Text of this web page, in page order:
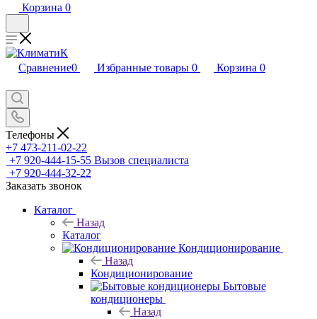
Корзина 0
Сравнение0 Избранные товары 0 Корзина 0
Телефоны
+7 473-211-02-22
+7 920-444-15-55 Вызов специалиста
+7 920-444-32-22
Заказать звонок
Каталог
Назад
Каталог
Кондиционирование
Назад
Кондиционирование
Бытовые
кондиционеры
Назад